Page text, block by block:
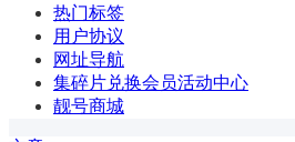
热门标签
用户协议
网址导航
集碎片兑换会员活动中心
靓号商城